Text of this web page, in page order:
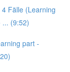
Fälle (Learning
... (9:52)
part -